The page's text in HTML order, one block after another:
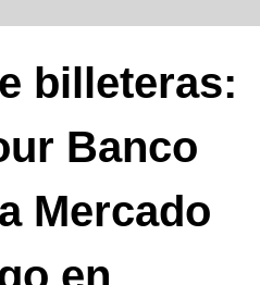
billeteras:
Banco
Mercado